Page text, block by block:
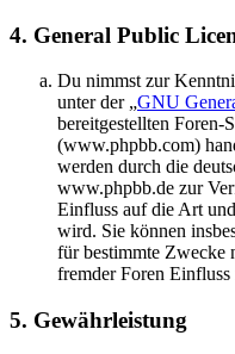
4. General Public
Du nimmst zur
unter der „GNU
bereitgestellten
(www.phpbb.com)
werden durch die
www.phpbb.de zur
Einfluss auf die Art
wird. Sie können
für bestimmte Zwecke
fremder Foren Einfluss
5. Gewährleistung